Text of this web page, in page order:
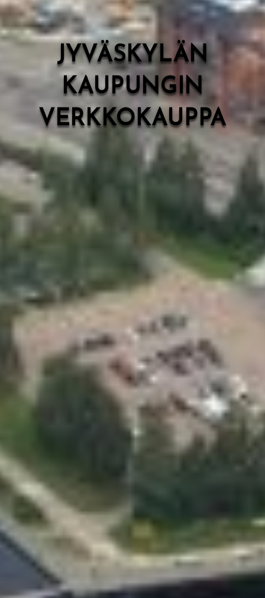
JYVÄSKYLÄN
KAUPUNGIN
VERKKOKAUPPA